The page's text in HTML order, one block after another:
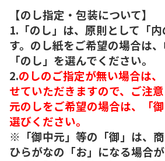
【のし指定・包装について】
1.「のし」は、原則として「
す。のし紙をご希望の場合は
「のし」を選んでください。
2.のしのご指定が無い場合は
せていただきますので、ご注
元のしをご希望の場合は、「
選びください。
※「御中元」等の「御」は、
ひらがなの「お」になる場合が